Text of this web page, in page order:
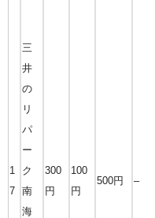
1
7
三
井
の
リ
パ
ー
ク
南
海
300
円
100
円
500円 –